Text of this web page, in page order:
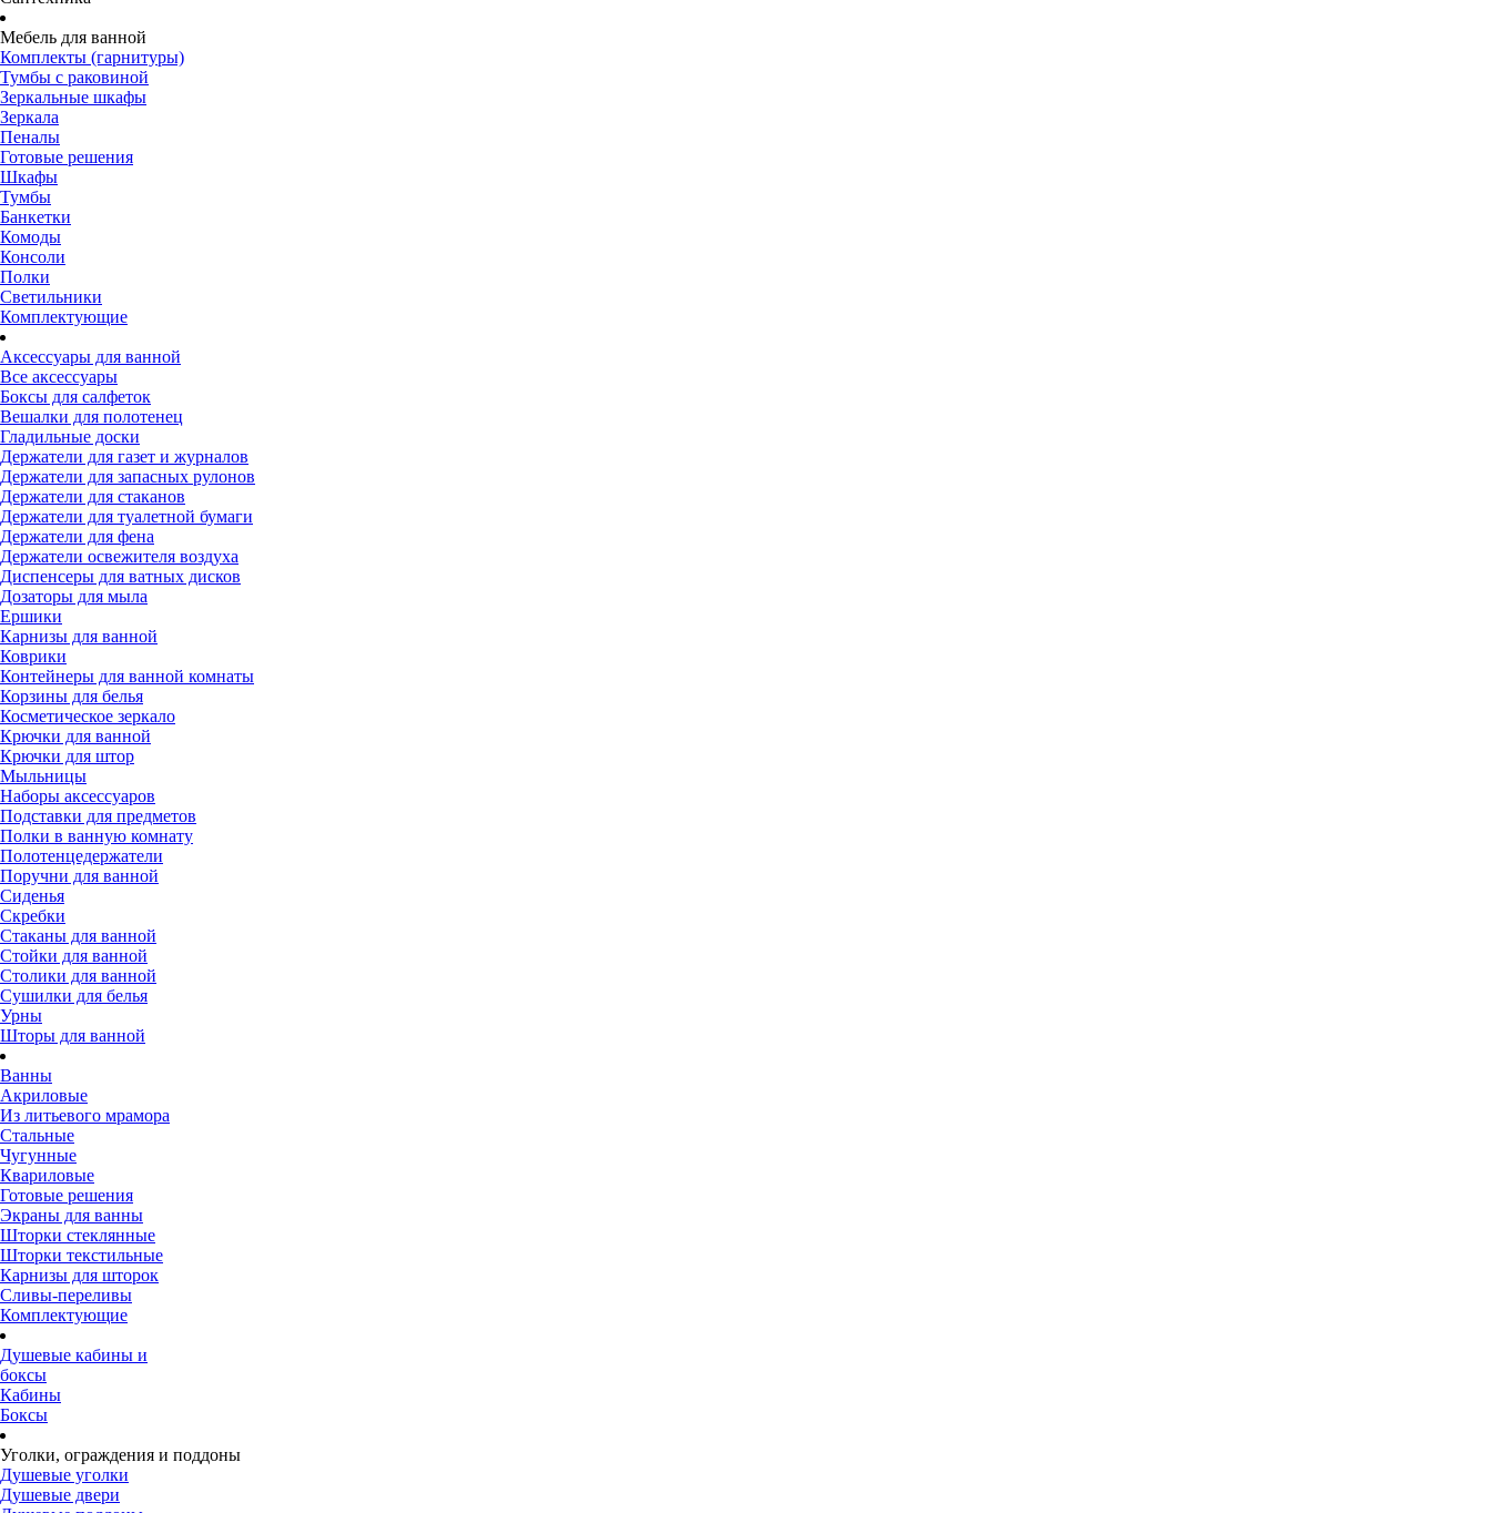
Мебель для ванной
Комплекты (гарнитуры)
Тумбы с раковиной
Зеркальные шкафы
Зеркала
Пеналы
Готовые решения
Шкафы
Тумбы
Банкетки
Комоды
Консоли
Полки
Светильники
Комплектующие
Аксессуары для ванной
Все аксессуары
Боксы для салфеток
Вешалки для полотенец
Гладильные доски
Держатели для газет и журналов
Держатели для запасных рулонов
Держатели для стаканов
Держатели для туалетной бумаги
Держатели для фена
Держатели освежителя воздуха
Диспенсеры для ватных дисков
Дозаторы для мыла
Ершики
Карнизы для ванной
Коврики
Контейнеры для ванной комнаты
Корзины для белья
Косметическое зеркало
Крючки для ванной
Крючки для штор
Мыльницы
Наборы аксессуаров
Подставки для предметов
Полки в ванную комнату
Полотенцедержатели
Поручни для ванной
Сиденья
Скребки
Стаканы для ванной
Стойки для ванной
Столики для ванной
Сушилки для белья
Урны
Шторы для ванной
Ванны
Акриловые
Из литьевого мрамора
Стальные
Чугунные
Квариловые
Готовые решения
Экраны для ванны
Шторки стеклянные
Шторки текстильные
Карнизы для шторок
Сливы-переливы
Комплектующие
Душевые кабины и
боксы
Кабины
Боксы
Уголки, ограждения и поддоны
Душевые уголки
Душевые двери